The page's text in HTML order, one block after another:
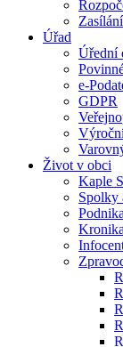
Úřad
Úřední
e-
GDPR
Život v obci
Kaple
Spolky
Kronika